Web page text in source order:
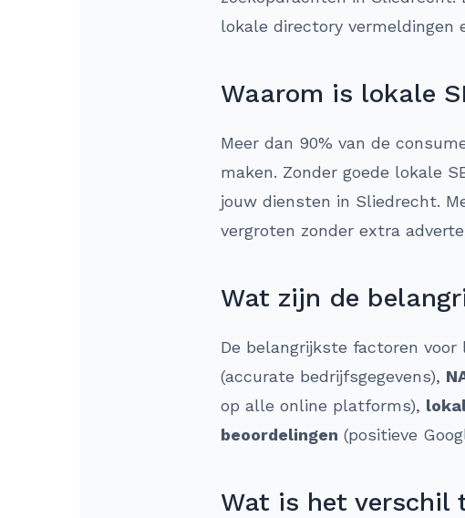
lokale directory vermeldingen
Waarom is lokale
Meer dan 90% van de
maken. Zonder goede lokale
jouw diensten in Sliedrecht.
vergroten zonder extra
Wat zijn de
De belangrijkste factoren voor
(accurate bedrijfsgegevens),
op alle online platforms),
beoordelingen (positieve
Wat is het verschil